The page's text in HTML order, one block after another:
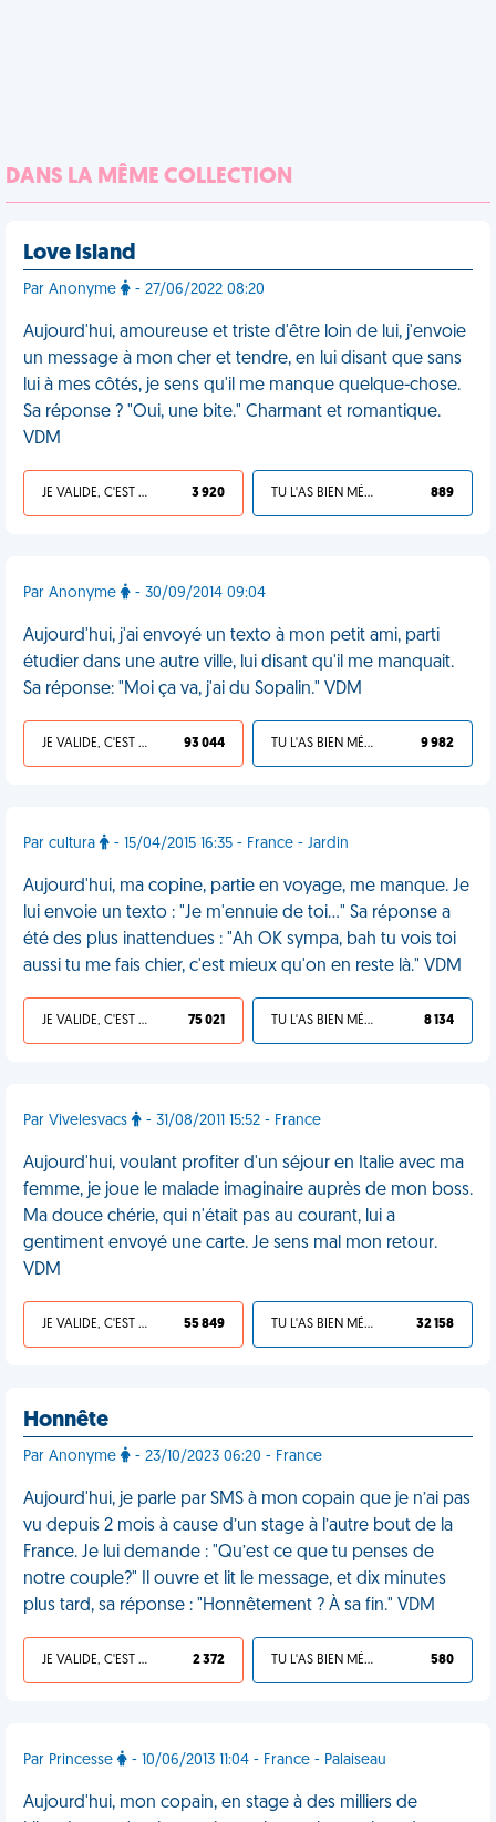
DANS LA MÊME COLLECTION
Love Island
Par Anonyme - 27/06/2022 08:20
Aujourd'hui, amoureuse et triste d'être loin de lui, j'envoie
un message à mon cher et tendre, en lui disant que sans
lui à mes côtés, je sens qu'il me manque quelque-chose.
Sa réponse ? "Oui, une bite." Charmant et romantique.
VDM
JE VALIDE, C'EST UNE VDM 3 920 TU L'AS BIEN MÉRITÉ 889
Par Anonyme - 30/09/2014 09:04
Aujourd'hui, j'ai envoyé un texto à mon petit ami, parti
étudier dans une autre ville, lui disant qu'il me manquait.
Sa réponse: "Moi ça va, j'ai du Sopalin." VDM
JE VALIDE, C'EST UNE VDM 93 044 TU L'AS BIEN MÉRITÉ 9 982
Par cultura - 15/04/2015 16:35 - France - Jardin
Aujourd'hui, ma copine, partie en voyage, me manque. Je
lui envoie un texto : "Je m'ennuie de toi…" Sa réponse a
été des plus inattendues : "Ah OK sympa, bah tu vois toi
aussi tu me fais chier, c'est mieux qu'on en reste là." VDM
JE VALIDE, C'EST UNE VDM 75 021 TU L'AS BIEN MÉRITÉ 8 134
Par Vivelesvacs - 31/08/2011 15:52 - France
Aujourd'hui, voulant profiter d'un séjour en Italie avec ma
femme, je joue le malade imaginaire auprès de mon boss.
Ma douce chérie, qui n'était pas au courant, lui a
gentiment envoyé une carte. Je sens mal mon retour.
VDM
JE VALIDE, C'EST UNE VDM 55 849 TU L'AS BIEN MÉRITÉ 32 158
Honnête
Par Anonyme - 23/10/2023 06:20 - France
Aujourd'hui, je parle par SMS à mon copain que je n’ai pas
vu depuis 2 mois à cause d’un stage à l’autre bout de la
France. Je lui demande : "Qu’est ce que tu penses de
notre couple?" Il ouvre et lit le message, et dix minutes
plus tard, sa réponse : "Honnêtement ? À sa fin." VDM
JE VALIDE, C'EST UNE VDM 2 372 TU L'AS BIEN MÉRITÉ 580
Par Princesse - 10/06/2013 11:04 - France - Palaiseau
Aujourd'hui, mon copain, en stage à des milliers de